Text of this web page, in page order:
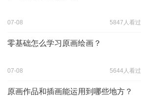
07-08 5847人看过
零基础怎么学习原画绘画？
07-08 5644人看过
原画作品和插画能运用到哪些地方？